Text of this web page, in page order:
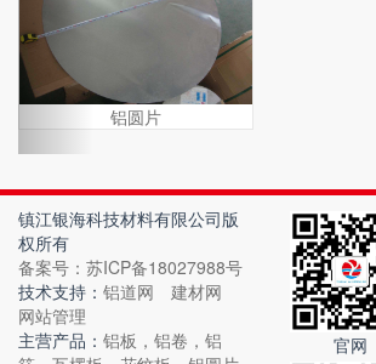
铝圆片
镇江银海科技材料有限公司版
权所有
备案号：苏ICP备18027988号
技术支持： 铝道网
建材网
网站管理
主营产品： 铝板，铝卷，铝
官网